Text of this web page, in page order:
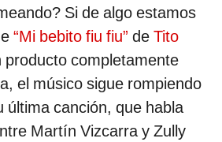
Si de algo estamos
“Mi bebito fiu fiu” de Tito
producto completamente
el músico sigue rompiendo
última canción, que habla
Martín Vizcarra y Zully